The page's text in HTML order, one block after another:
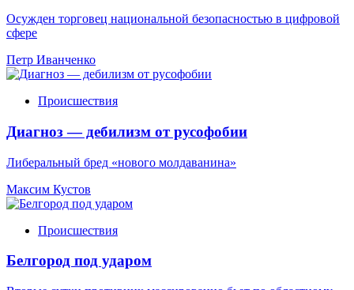
Осужден торговец национальной безопасностью в цифровой
сфере
Петр Иванченко
Происшествия
Диагноз — дебилизм от русофобии
Либеральный бред «нового молдаванина»
Максим Кустов
Происшествия
Белгород под ударом